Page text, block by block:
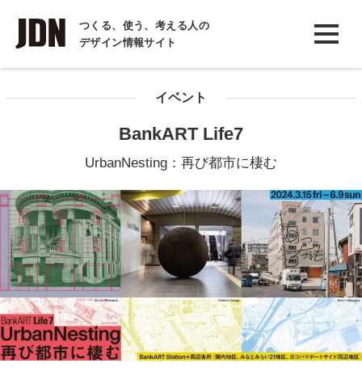
つくる、使う、考える人の
デザイン情報サイト
INTERVIEW
インタビュー
COLUMN
イベント
BankART Life7
UrbanNesting：再び都市に棲む